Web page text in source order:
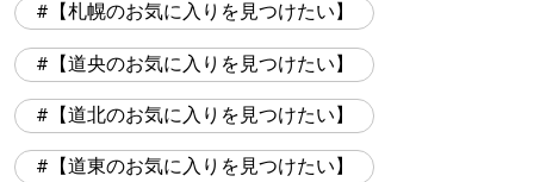
【札幌のお気に入りを見つけたい】
【道央のお気に入りを見つけたい】
【道北のお気に入りを見つけたい】
【道東のお気に入りを見つけたい】